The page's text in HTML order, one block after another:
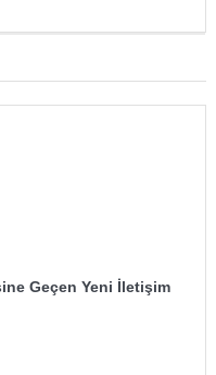
Geçen Yeni İletişim